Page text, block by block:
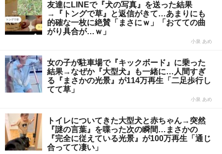
友達にLINEで『犬の写真』を送った結果
→『トングで草』と返信がきて…あまりにも
的確な一枚に絶賛「まさにｗ」「おてての曲
がり具合が…ｗ」
小泉 あめ
女の子が駐車場で『キックボード』に乗った
結果→なぜか『大型犬』も一緒に…人間すぎ
る『まさかの光景』が114万再生「二足歩行し
てて草」
小泉 あめ
トイレについてきた大型犬と赤ちゃん→突然
『謎の言葉』を喋った次の瞬間…まさかの
『完全に従えている光景』が100万再生「通じ
合ってて凄い」